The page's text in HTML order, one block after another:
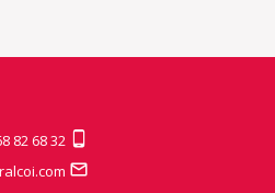
82 68 32